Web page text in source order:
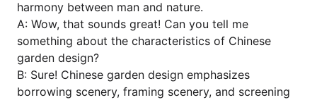
harmony between man and nature.
A: Wow, that sounds great! Can you tell me
something about the characteristics of Chinese
garden design?
B: Sure! Chinese garden design emphasizes
borrowing scenery, framing scenery, and screening